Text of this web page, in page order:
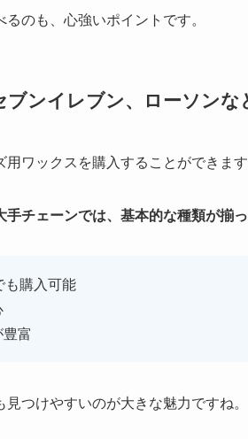
のも、心強いポイントです。
ンイレブン、ローソンな
ワックスを購入することができます
チェーンでは、基本的な種類が揃っ
も購入可能
富
つけやすいのが大きな魅力ですね。